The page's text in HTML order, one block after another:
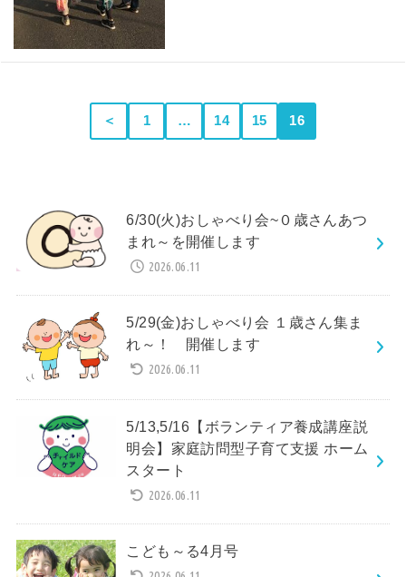
＜ 1 … 14 15 16
6/30(火)おしゃべり会~０歳さんあつ
まれ～を開催します
2026.06.11
5/29(金)おしゃべり会 １歳さん集ま
れ～！ 開催します
2026.06.11
5/13,5/16【ボランティア養成講座説
明会】家庭訪問型子育て支援 ホーム
スタート
2026.06.11
こども～る4月号